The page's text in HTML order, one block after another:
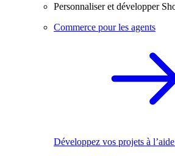
Personnaliser et développer
Commerce pour les agents
Développez vos projets à